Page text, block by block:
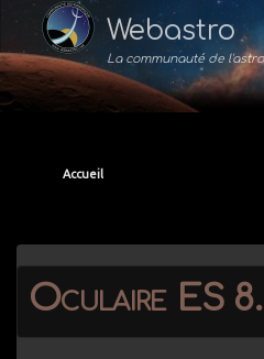
Webastro
La communauté de
Accueil
Oculaire ES